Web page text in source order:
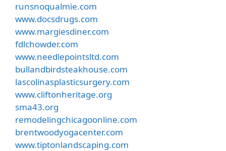
runsnoqualmie.com
www.docsdrugs.com
www.margiesdiner.com
fdlchowder.com
www.needlepointsltd.com
bullandbirdsteakhouse.com
lascolinasplasticsurgery.com
www.cliftonheritage.org
sma43.org
remodelingchicagoonline.com
brentwoodyogacenter.com
www.tiptonlandscaping.com